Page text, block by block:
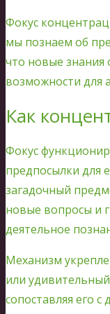
Фокус
мы познаем об
что новые
возможности для
Как
Фокус
предпосылки для
загадочный
новые вопросы и
деятельное
Механизм
или
сопоставляя его